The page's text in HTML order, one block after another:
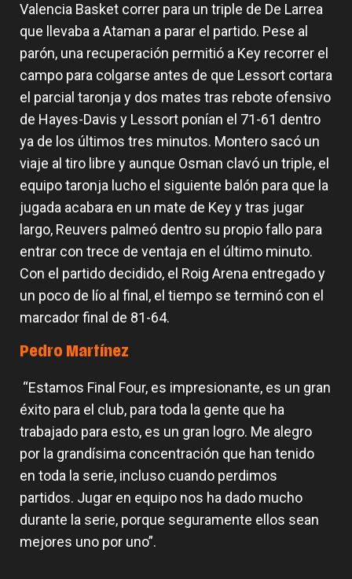
Valencia Basket correr para un triple de De Larrea
que llevaba a Ataman a parar el partido. Pese al
parón, una recuperación permitió a Key recorrer el
campo para colgarse antes de que Lessort cortara
el parcial taronja y dos mates tras rebote ofensivo
de Hayes-Davis y Lessort ponían el 71-61 dentro
ya de los últimos tres minutos. Montero sacó un
viaje al tiro libre y aunque Osman clavó un triple, el
equipo taronja lucho el siguiente balón para que la
jugada acabara en un mate de Key y tras jugar
largo, Reuvers palmeó dentro su propio fallo para
entrar con trece de ventaja en el último minuto.
Con el partido decidido, el Roig Arena entregado y
un poco de lío al final, el tiempo se terminó con el
marcador final de 81-64.
Pedro Martínez
“Estamos Final Four, es impresionante, es un gran
éxito para el club, para toda la gente que ha
trabajado para esto, es un gran logro. Me alegro
por la grandísima concentración que han tenido
en toda la serie, incluso cuando perdimos
partidos. Jugar en equipo nos ha dado mucho
durante la serie, porque seguramente ellos sean
mejores uno por uno”.